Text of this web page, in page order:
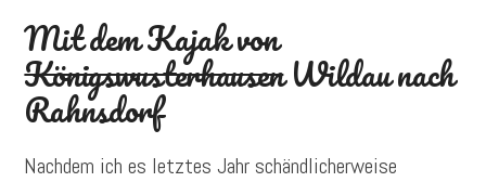
Mit dem Kajak von
KönigswusterhausenWildau nach
Rahnsdorf
Nachdem ich es letztes Jahr schändlicherweise